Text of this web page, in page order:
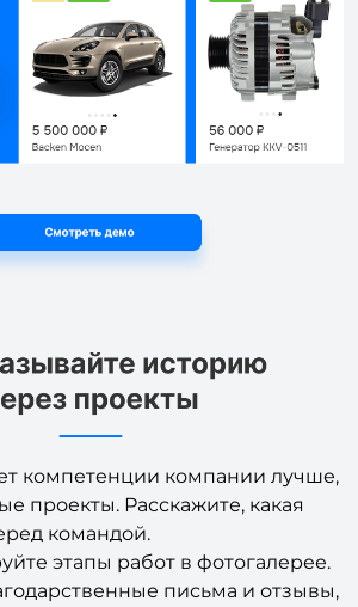
компетенции компании лучше,
проекты. Расскажите, какая
командой.
этапы работ в фотогалерее.
письма и отзывы,